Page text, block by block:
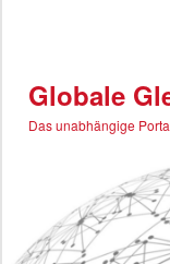
Globale
Das unabhängige